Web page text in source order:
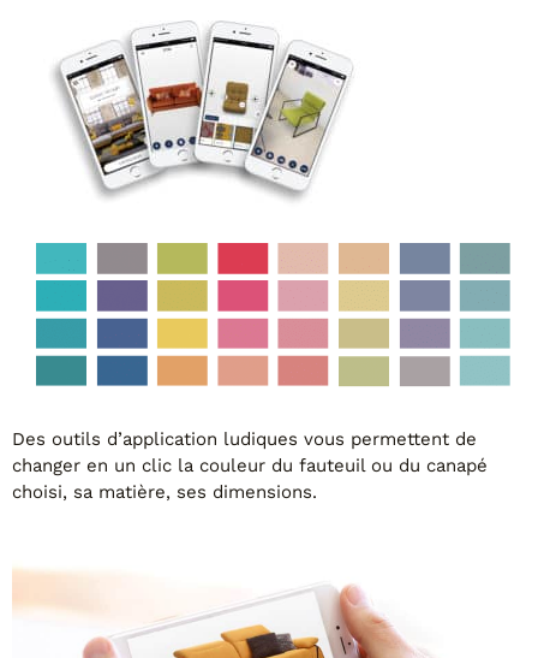
Des outils d’application ludiques vous permettent de
changer en un clic la couleur du fauteuil ou du canapé
choisi, sa matière, ses dimensions.